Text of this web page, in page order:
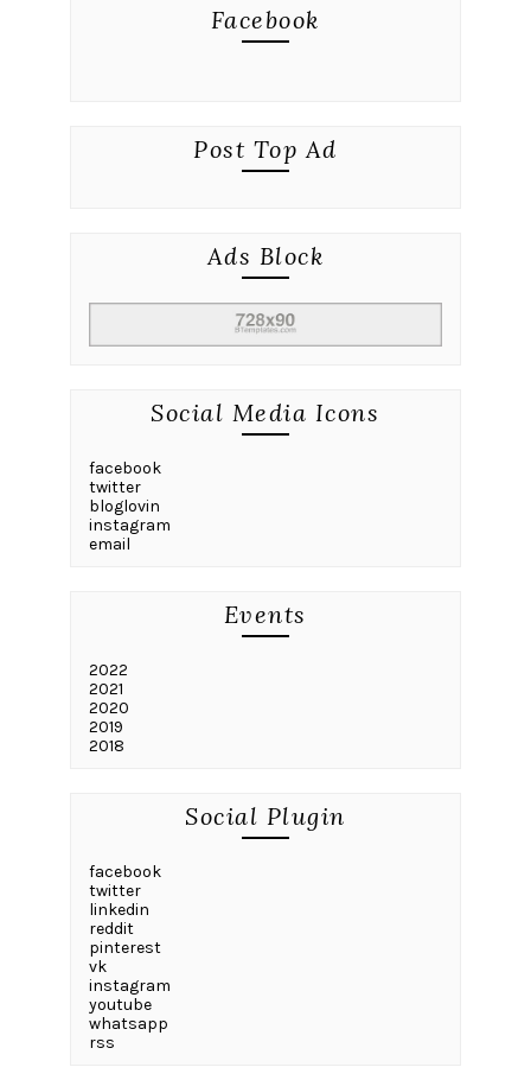
Facebook
Post Top Ad
Ads Block
Social Media Icons
facebook
twitter
bloglovin
instagram
email
Events
2022
2021
2020
2019
2018
Social Plugin
facebook
twitter
linkedin
reddit
pinterest
vk
instagram
youtube
whatsapp
rss